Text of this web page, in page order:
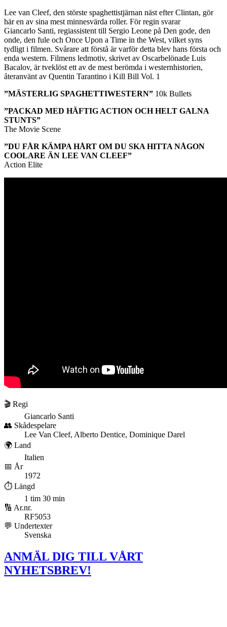
Lee van Cleef, den störste spaghettistjärnan näst efter Clintan, gör
här en av sina mest minnesvärda roller. För regin svarar
Giancarlo Santi, regiassistent till Sergio Leone på Den gode, den
onde, den fule och Once Upon a Time in the West, vilket syns
tydligt i filmen. Svårare att förstå är varför detta blev hans första och
enda western. Filmens ledmotiv, skrivet av Oscarbelönade Luis
Bacalov, är tveklöst ett av de mest berömda i westernhistorien,
återanvänt av Quentin Tarantino i Kill Bill Vol. 1
”MÄSTERLIG SPAGHETTIWESTERN” 10k Bullets
”PACKAD MED HÄFTIG ACTION OCH HELT GALNA
STUNTS”
The Movie Scene
”DU FÅR KÄMPA HÅRT OM DU SKA HITTA NÅGON
COOLARE ÄN LEE VAN CLEEF”
Action Elite
🎬 Regi
Giancarlo Santi
👥 Skådespelare
Lee Van Cleef, Alberto Dentice, Dominique Darel
🌍 Land
Italien
📅 År
1972
⏱️ Längd
1 tim 30 min
🔢 Ar.nr.
RF5053
💬 Undertexter
Svenska
ANMÄL DIG TILL VÅRT
NYHETSBREV!